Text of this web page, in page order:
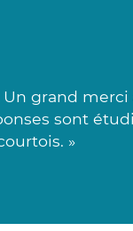
grand
sont
»